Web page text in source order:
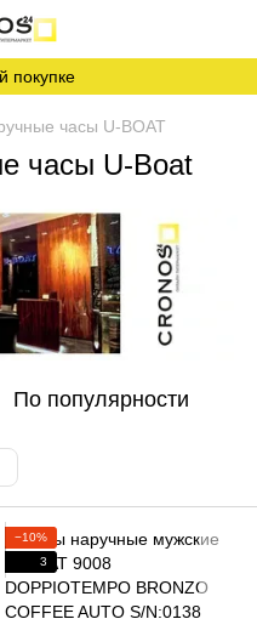
покупке
часы U-BOAT
часы U-Boat
По популярности
−10%
3